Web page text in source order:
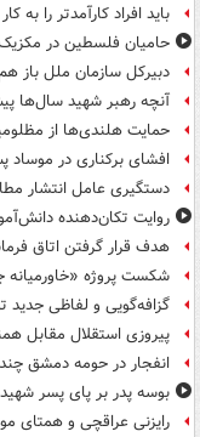
باید افراد کارآمدتر را به
حامیان فلسطین در
دبیرکل سازمان ملل باز
آنچه رهبر شهید سال‌ها
حمایت هلندی‌ها از
افشای برکناری در موساد
دستگیری عامل انتشار
روایت تکان‌دهنده
هدف قرار گرفتن اتاق‌
شکست پروژه «خاورمیانه
گزافه‌گویی و لفاظی جدید
پیروزی استقلال مقابل
انفجار در حومه دمشق
بوسه‌ پدر بر پای پسر
رایزنی عراقچی و همتای